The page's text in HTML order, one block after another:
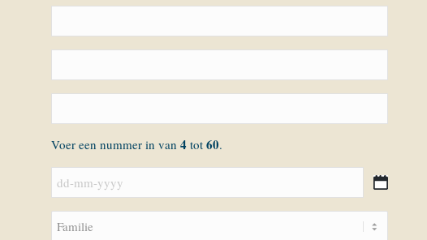
Voer een nummer in van4 tot60.
DD
dash
MM